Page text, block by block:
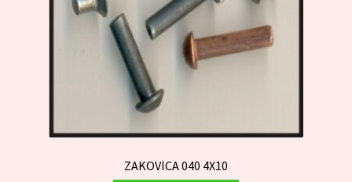
ZAKOVICA 040 4X10